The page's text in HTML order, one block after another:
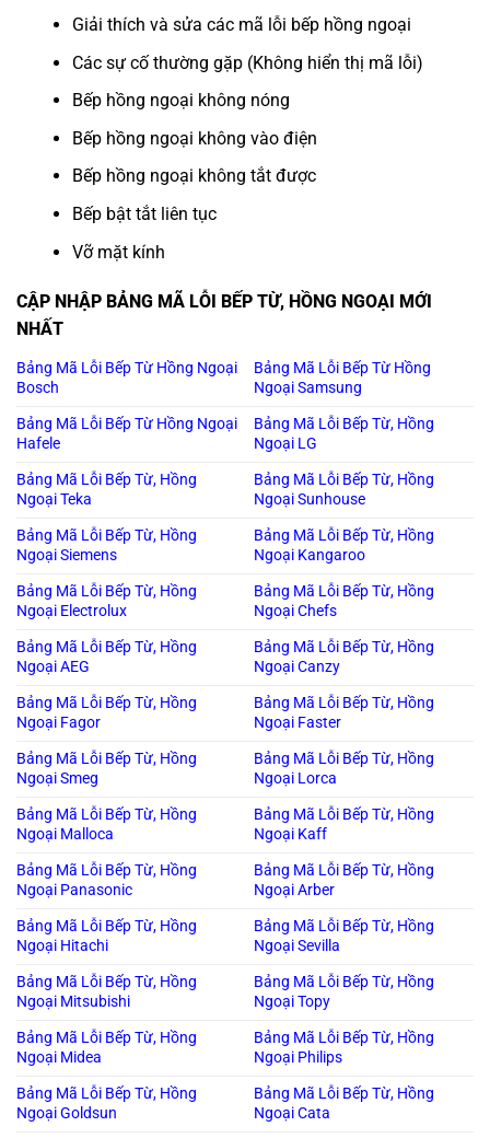
Giải thích và sửa các mã lỗi bếp hồng ngoại
Các sự cố thường gặp (Không hiển thị mã lỗi)
Bếp hồng ngoại không nóng
Bếp hồng ngoại không vào điện
Bếp hồng ngoại không tắt được
Bếp bật tắt liên tục
Vỡ mặt kính
CẬP NHẬP BẢNG MÃ LỖI BẾP TỪ, HỒNG NGOẠI MỚI
NHẤT
Bảng Mã Lỗi Bếp Từ Hồng Ngoại
Bosch
Bảng Mã Lỗi Bếp Từ Hồng
Ngoại Samsung
Bảng Mã Lỗi Bếp Từ Hồng Ngoại
Hafele
Bảng Mã Lỗi Bếp Từ, Hồng
Ngoại LG
Bảng Mã Lỗi Bếp Từ, Hồng
Ngoại Teka
Bảng Mã Lỗi Bếp Từ, Hồng
Ngoại Sunhouse
Bảng Mã Lỗi Bếp Từ, Hồng
Ngoại Siemens
Bảng Mã Lỗi Bếp Từ, Hồng
Ngoại Kangaroo
Bảng Mã Lỗi Bếp Từ, Hồng
Ngoại Electrolux
Bảng Mã Lỗi Bếp Từ, Hồng
Ngoại Chefs
Bảng Mã Lỗi Bếp Từ, Hồng
Ngoại AEG
Bảng Mã Lỗi Bếp Từ, Hồng
Ngoại Canzy
Bảng Mã Lỗi Bếp Từ, Hồng
Ngoại Fagor
Bảng Mã Lỗi Bếp Từ, Hồng
Ngoại Faster
Bảng Mã Lỗi Bếp Từ, Hồng
Ngoại Smeg
Bảng Mã Lỗi Bếp Từ, Hồng
Ngoại Lorca
Bảng Mã Lỗi Bếp Từ, Hồng
Ngoại Malloca
Bảng Mã Lỗi Bếp Từ, Hồng
Ngoại Kaff
Bảng Mã Lỗi Bếp Từ, Hồng
Ngoại Panasonic
Bảng Mã Lỗi Bếp Từ, Hồng
Ngoại Arber
Bảng Mã Lỗi Bếp Từ, Hồng
Ngoại Hitachi
Bảng Mã Lỗi Bếp Từ, Hồng
Ngoại Sevilla
Bảng Mã Lỗi Bếp Từ, Hồng
Ngoại Mitsubishi
Bảng Mã Lỗi Bếp Từ, Hồng
Ngoại Topy
Bảng Mã Lỗi Bếp Từ, Hồng
Ngoại Midea
Bảng Mã Lỗi Bếp Từ, Hồng
Ngoại Philips
Bảng Mã Lỗi Bếp Từ, Hồng
Ngoại Goldsun
Bảng Mã Lỗi Bếp Từ, Hồng
Ngoại Cata